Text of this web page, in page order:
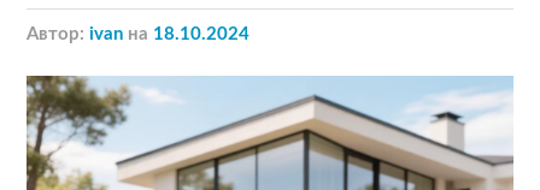
Автор:ivan на 18.10.2024